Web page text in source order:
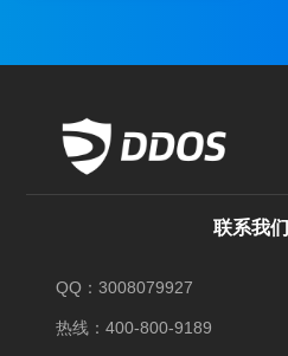
联系我们
QQ：3008079927
热线：400-800-9189